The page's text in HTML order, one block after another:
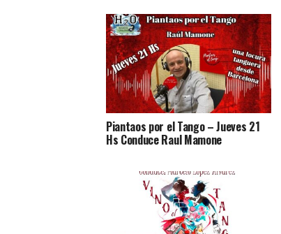
Piantaos por el Tango – Jueves 21
Hs Conduce Raul Mamone